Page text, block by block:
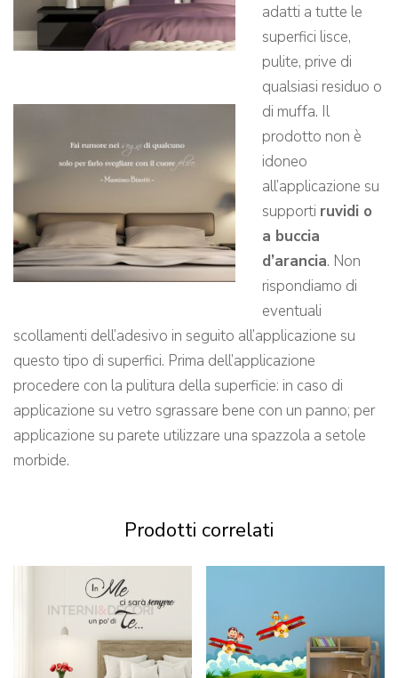
adatti a tutte le
superfici lisce,
pulite, prive di
qualsiasi residuo o
di muffa. Il
prodotto non è
idoneo
all’applicazione su
supporti ruvidi o
a buccia
d’arancia. Non
rispondiamo di
eventuali
scollamenti dell’adesivo in seguito all’applicazione su
questo tipo di superfici. Prima dell’applicazione
procedere con la pulitura della superficie: in caso di
applicazione su vetro sgrassare bene con un panno; per
applicazione su parete utilizzare una spazzola a setole
morbide.
Prodotti correlati